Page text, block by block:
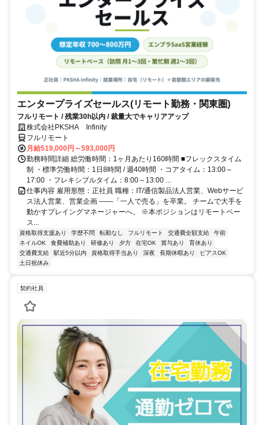
エンタープライズセールス(リモート勤務・関東圏)
フルリモート / 残業30h以内 / 裁量大でキャリアアップ
株式会社PKSHA Infinity
フルリモート
月給519,000円～593,000円
勤務時間詳細 総労働時間：1ヶ月あたり160時間 ■フレックスタイム
制 ・標準労働時間：1日8時間 / 週40時間 ・コアタイム：13:00～
17:00 ・フレキシブルタイム：8:00～13:00 ...
仕事内容 雇用形態：正社員 職種：IT/通信製品法人営業、Webサービ
ス法人営業、営業企画 ――「一人で売る」を卒業。 チームで大手を
動かすプレイングマネージャーへ。 ※本ポジションはリモートベー
ス...
資格取得支援あり 学歴不問 転勤なし フルリモート 交通費全額支給
午前
ネイルOK
食費補助あり 研修あり 夕方 在宅OK 賞与あり
育休あり
交通費支給
駅近5分以内 資格取得手当あり 深夜 長期休暇あり
ピアスOK
土日祝休み
契約社員